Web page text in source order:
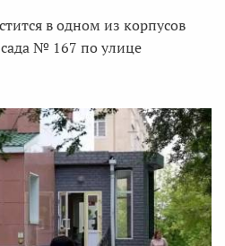
в одном из корпусов
№ 167 по улице